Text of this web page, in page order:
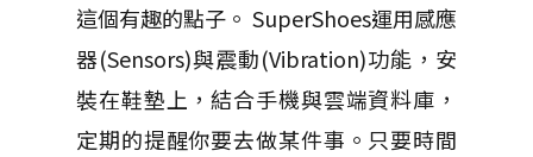
這個有趣的點子。 SuperShoes運用感應
器(Sensors)與震動(Vibration)功能，安
裝在鞋墊上，結合手機與雲端資料庫，
定期的提醒你要去做某件事。只要時間